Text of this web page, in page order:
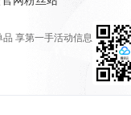
享第一手活动信息